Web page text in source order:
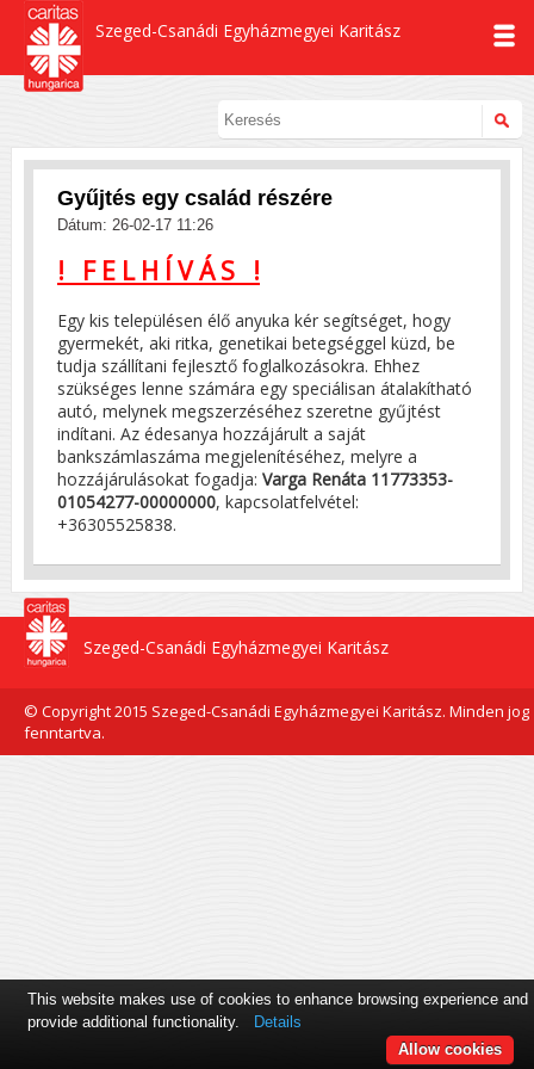
Szeged-Csanádi Egyházmegyei Karitász
Gyűjtés egy család részére
Dátum: 26-02-17 11:26
! F E L H Í V Á S !
Egy kis településen élő anyuka kér segítséget, hogy
gyermekét, aki ritka, genetikai betegséggel küzd, be
tudja szállítani fejlesztő foglalkozásokra. Ehhez
szükséges lenne számára egy speciálisan átalakítható
autó, melynek megszerzéséhez szeretne gyűjtést
indítani. Az édesanya hozzájárult a saját
bankszámlaszáma megjelenítéséhez, melyre a
hozzájárulásokat fogadja: Varga Renáta 11773353-
01054277-00000000, kapcsolatfelvétel:
+36305525838.
Szeged-Csanádi Egyházmegyei Karitász
© Copyright 2015 Szeged-Csanádi Egyházmegyei Karitász. Minden jog
fenntartva.
This website makes use of cookies to enhance browsing experience and
provide additional functionality.
Details
Allow cookies